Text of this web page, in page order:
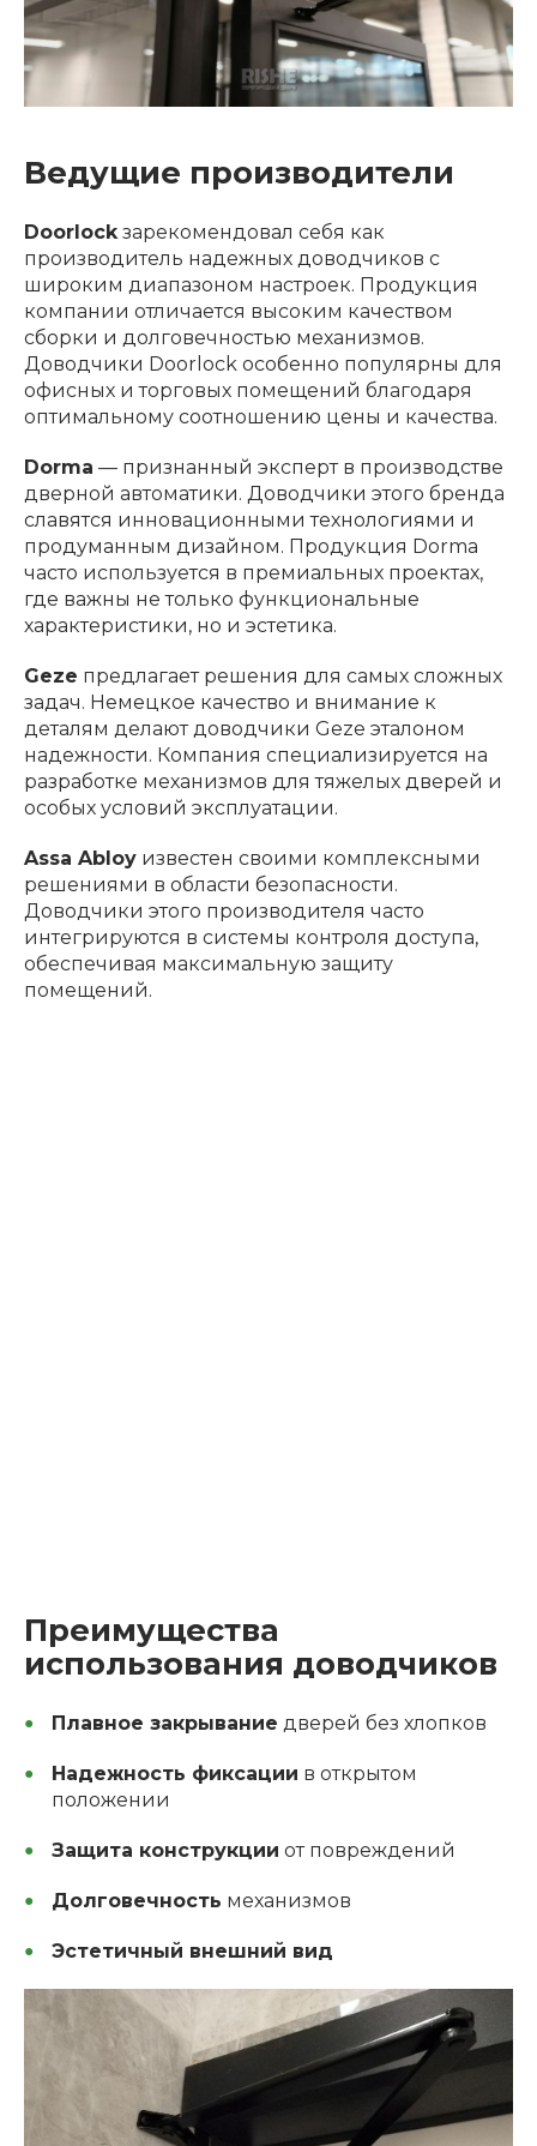
Ведущие производители
Doorlockзарекомендовал себя как
производитель надежных доводчиков с
широким диапазоном настроек. Продукция
компании отличается высоким качеством
сборки и долговечностью механизмов.
Доводчики Doorlock особенно популярны для
офисных и торговых помещений благодаря
оптимальному соотношению цены и качества.
Dorma — признанный эксперт в производстве
дверной автоматики. Доводчики этого бренда
славятся инновационными технологиями и
продуманным дизайном. Продукция Dorma
часто используется в премиальных проектах,
где важны не только функциональные
характеристики, но и эстетика.
Geze предлагает решения для самых сложных
задач. Немецкое качество и внимание к
деталям делают доводчики Geze эталоном
надежности. Компания специализируется на
разработке механизмов для тяжелых дверей и
особых условий эксплуатации.
Assa Abloy известен своими комплексными
решениями в области безопасности.
Доводчики этого производителя часто
интегрируются в системы контроля доступа,
обеспечивая максимальную защиту
помещений.
Преимущества
использования доводчиков
Плавное закрывание дверей без хлопков
Надежность фиксации в открытом
положении
Защита конструкции от повреждений
Долговечность механизмов
Эстетичный внешний вид